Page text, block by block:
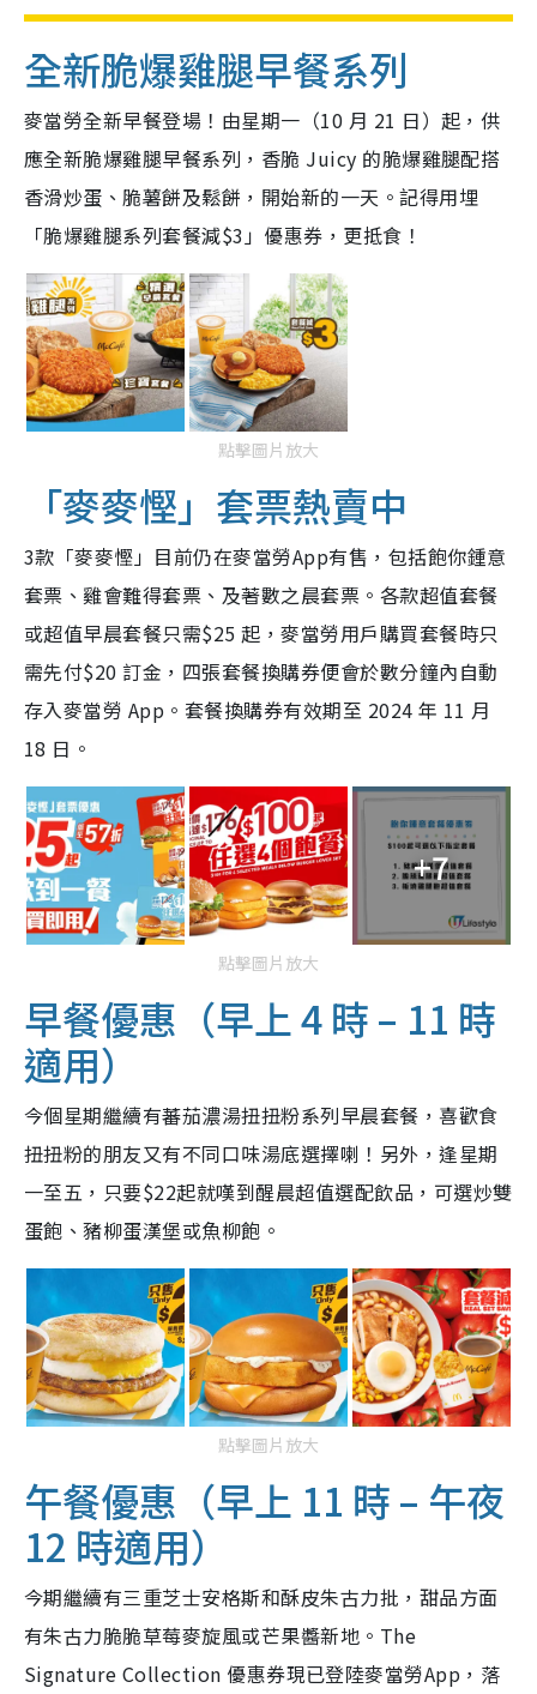
全新脆爆雞腿早餐系列
麥當勞全新早餐登場！由星期一（10 月 21 日）起，供
應全新脆爆雞腿早餐系列，香脆 Juicy 的脆爆雞腿配搭
香滑炒蛋、脆薯餅及鬆餅，開始新的一天。記得用埋
「脆爆雞腿系列套餐減$3」優惠券，更抵食！
點擊圖片放大
「麥麥慳」套票熱賣中
3款「麥麥慳」目前仍在麥當勞App有售，包括飽你鍾意
套票、雞會難得套票、及著數之晨套票。各款超值套餐
或超值早晨套餐只需$25 起，麥當勞用戶購買套餐時只
需先付$20 訂金，四張套餐換購券便會於數分鐘內自動
存入麥當勞 App。套餐換購券有效期至 2024 年 11 月
18 日。
+7
點擊圖片放大
早餐優惠（早上 4 時 – 11 時
適用）
今個星期繼續有蕃茄濃湯扭扭粉系列早晨套餐，喜歡食
扭扭粉的朋友又有不同口味湯底選擇喇！另外，逢星期
一至五，只要$22起就嘆到醒晨超值選配飲品，可選炒雙
蛋飽、豬柳蛋漢堡或魚柳飽。
點擊圖片放大
午餐優惠（早上 11 時 – 午夜
12 時適用）
今期繼續有三重芝士安格斯和酥皮朱古力批，甜品方面
有朱古力脆脆草莓麥旋風或芒果醬新地。The
Signature Collection 優惠券現已登陸麥當勞App，落